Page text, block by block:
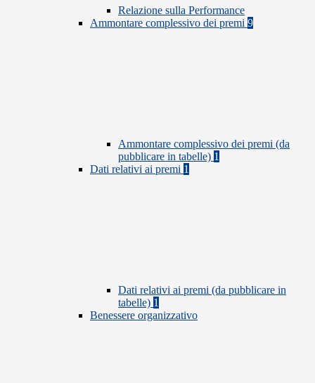
Relazione sulla Performance
Ammontare complessivo dei premi 9
Ammontare complessivo dei premi (da
pubblicare in tabelle) 1
Dati relativi ai premi 1
Dati relativi ai premi (da pubblicare in
tabelle) 1
Benessere organizzativo